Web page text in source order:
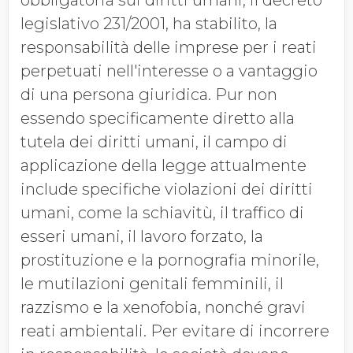
legislativo 231/2001, ha stabilito, la
responsabilità delle imprese per i reati
perpetuati nell'interesse o a vantaggio
di una persona giuridica. Pur non
essendo specificamente diretto alla
tutela dei diritti umani, il campo di
applicazione della legge attualmente
include specifiche violazioni dei diritti
umani, come la schiavitù, il traffico di
esseri umani, il lavoro forzato, la
prostituzione e la pornografia minorile,
le mutilazioni genitali femminili, il
razzismo e la xenofobia, nonché gravi
reati ambientali. Per evitare di incorrere